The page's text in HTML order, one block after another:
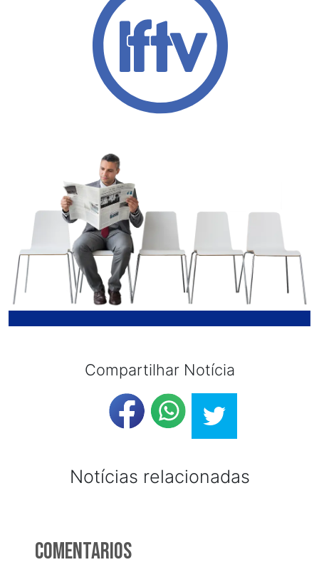
Compartilhar Notícia
Notícias relacionadas
Comentarios